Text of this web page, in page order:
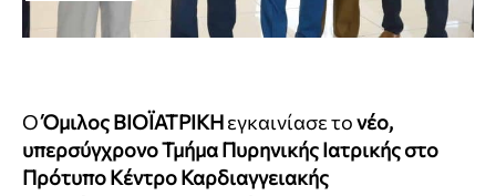
ΟΌμιλος ΒΙΟΪΑΤΡΙΚΗεγκαινίασε τονέο,
υπερσύγχρονο Τμήμα Πυρηνικής Ιατρικής στο
Πρότυπο Κέντρο Καρδιαγγειακής